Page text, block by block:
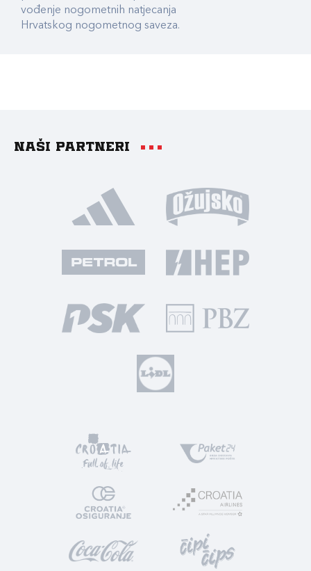
vođenje nogometnih natjecanja
Hrvatskog nogometnog saveza.
Naši partneri